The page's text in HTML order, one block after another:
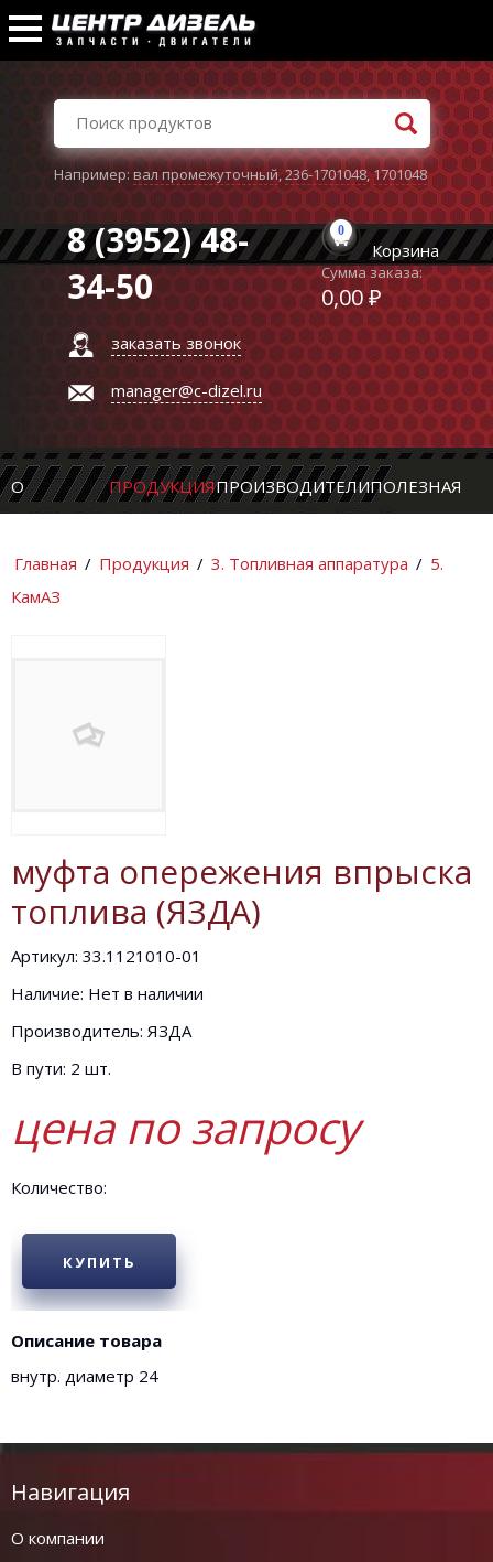
Например:вал промежуточный,236-1701048,1701048
8 (3952) 48-
34-50
заказать звонок
manager@c-dizel.ru
0
Корзина
Сумма заказа:
0,00 ₽
О ПРОДУКЦИЯПРОИЗВОДИТЕЛИПОЛЕЗНАЯ
Главная / Продукция / 3. Топливная аппаратура / 5.
КамАЗ
муфта опережения впрыска
топлива (ЯЗДА)
Артикул: 33.1121010-01
Наличие: Нет в наличии
Производитель: ЯЗДА
В пути: 2 шт.
цена по запросу
Количество:
КУПИТЬ
Описание товара
внутр. диаметр 24
Навигация
О компании